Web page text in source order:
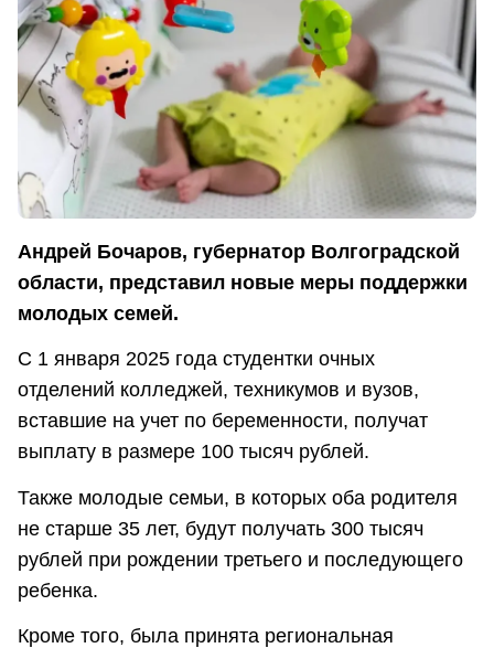
Андрей Бочаров, губернатор Волгоградской
области, представил новые меры поддержки
молодых семей.
С 1 января 2025 года студентки очных
отделений колледжей, техникумов и вузов,
вставшие на учет по беременности, получат
выплату в размере 100 тысяч рублей.
Также молодые семьи, в которых оба родителя
не старше 35 лет, будут получать 300 тысяч
рублей при рождении третьего и последующего
ребенка.
Кроме того, была принята региональная